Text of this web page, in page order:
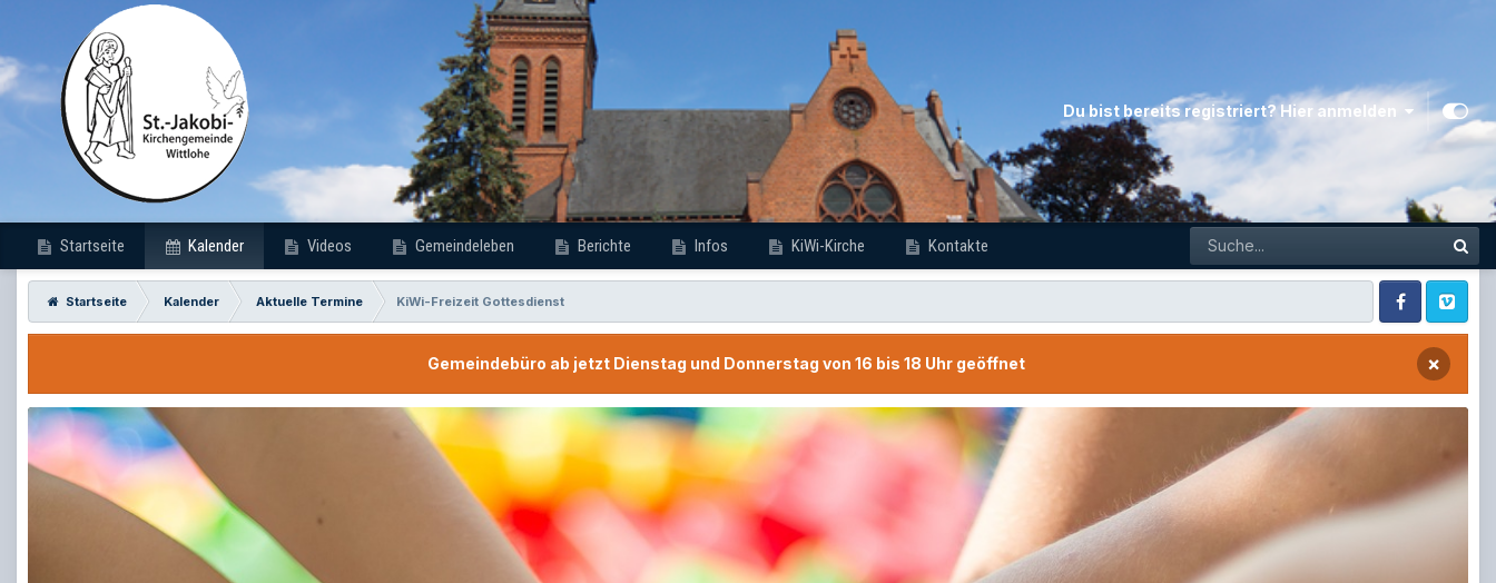
Du bist bereits registriert? Hier anmelden
Startseite Kalender Videos Gemeindeleben Berichte Infos KiWi-Kirche Kontakte
Startseite Kalender Aktuelle Termine
KiWi-Freizeit Gottesdienst
FacebookVimeo
Gemeindebüro ab jetzt Dienstag und Donnerstag von 16 bis 18 Uhr geöffnet ×